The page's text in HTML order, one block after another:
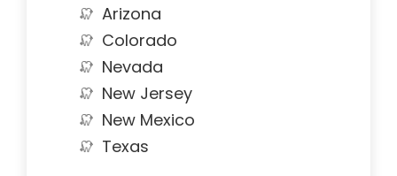
Arizona
Colorado
Nevada
New Jersey
New Mexico
Texas